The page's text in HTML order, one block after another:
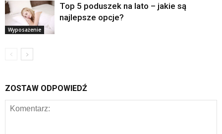
Wyposażenie
Top 5 poduszek na lato – jakie są
najlepsze opcje?
ZOSTAW ODPOWIEDŹ